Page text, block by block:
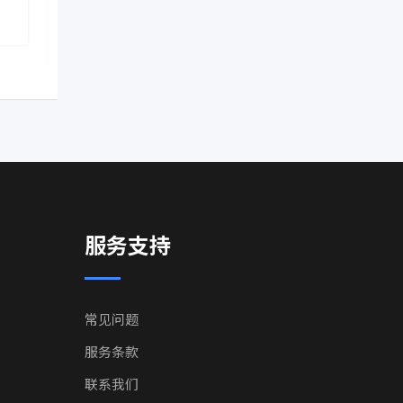
服务支持
常见问题
服务条款
联系我们